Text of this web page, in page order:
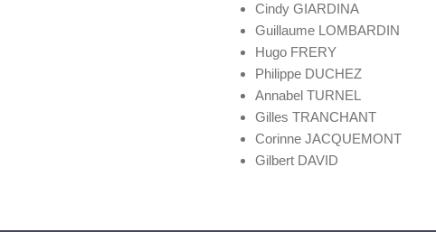
Cindy GIARDINA
Guillaume LOMBARDIN
Hugo FRERY
Philippe DUCHEZ
Annabel TURNEL
Gilles TRANCHANT
Corinne JACQUEMONT
Gilbert DAVID